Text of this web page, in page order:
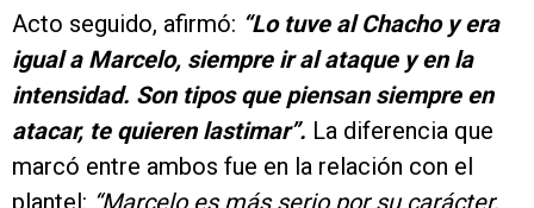
Acto seguido, afirmó: “Lo tuve al Chacho y era
igual a Marcelo, siempre ir al ataque y en la
intensidad. Son tipos que piensan siempre en
atacar, te quieren lastimar”. La diferencia que
marcó entre ambos fue en la relación con el
plantel: “Marcelo es más serio por su carácter,